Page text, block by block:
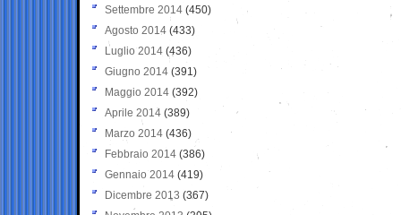
Settembre 2014 (450)
Agosto 2014 (433)
Luglio 2014 (436)
Giugno 2014 (391)
Maggio 2014 (392)
Aprile 2014 (389)
Marzo 2014 (436)
Febbraio 2014 (386)
Gennaio 2014 (419)
Dicembre 2013 (367)